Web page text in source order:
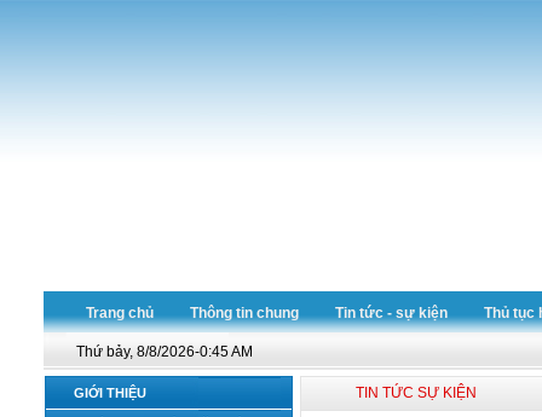
Trang chủ Thông tin chung Tin tức - sự kiện Thủ tục
Thứ bảy, 8/8/2026-0:45 AM
GIỚI THIỆU TIN TỨC SỰ KIỆN